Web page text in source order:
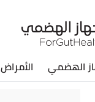
الهضمي الأمراض